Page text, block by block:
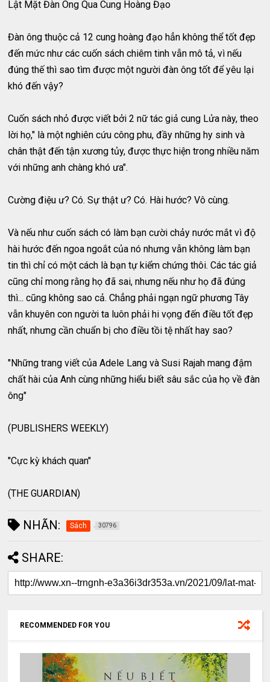
Lật Mặt Đàn Ông Qua Cung Hoàng Đạo
Đàn ông thuộc cả 12 cung hoàng đạo hẳn không thể tốt đẹp
đến mức như các cuốn sách chiêm tinh vẫn mô tả, vì nếu
đúng thế thì sao tìm được một người đàn ông tốt để yêu lại
khó đến vậy?
Cuốn sách nhỏ được viết bởi 2 nữ tác giả cung Lửa này, theo
lời họ," là một nghiên cứu công phu, đầy những hy sinh và
chân thật đến tận xương tủy, được thực hiện trong nhiều năm
với những anh chàng khó ưa".
Cường điệu ư? Có. Sự thật ư? Có. Hài hước? Vô cùng.
Và nếu như cuốn sách có làm bạn cười chảy nước mắt vì độ
hài hước đến ngoa ngoắt của nó nhưng vẫn không làm bạn
tin thì chỉ có một cách là bạn tự kiểm chứng thôi. Các tác giả
cũng chỉ mong rằng họ đã sai, nhưng nếu như họ đã đúng
thì... cũng không sao cả. Chẳng phải ngạn ngữ phương Tây
vẫn khuyên con người ta luôn phải hi vọng đến điều tốt đẹp
nhất, nhưng cần chuẩn bị cho điều tồi tệ nhất hay sao?
"Những trang viết của Adele Lang và Susi Rajah mang đậm
chất hài của Anh cùng những hiểu biết sâu sắc của họ về đàn
ông"
(PUBLISHERS WEEKLY)
"Cực kỳ khách quan"
(THE GUARDIAN)
NHÃN: Sách 30796
SHARE:
RECOMMENDED FOR YOU